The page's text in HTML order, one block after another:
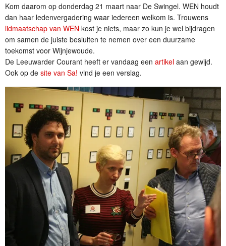
Kom daarom op donderdag 21 maart naar De Swingel. WEN houdt
dan haar ledenvergadering waar iedereen welkom is. Trouwens
lidmaatschap van WEN kost je niets, maar zo kun je wel bijdragen
om samen de juiste besluiten te nemen over een duurzame
toekomst voor Wijnjewoude.
De Leeuwarder Courant heeft er vandaag een artikel aan gewijd.
Ook op de site van Sa! vind je een verslag.